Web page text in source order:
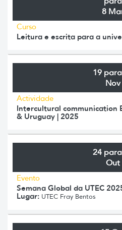
8
Curso
Leitura e escrita para a
19
Nov
Actividade
Intercultural communication
& Uruguay | 2025
24
Out
Evento
Semana Global da UTEC
Lugar: UTEC Fray Bentos